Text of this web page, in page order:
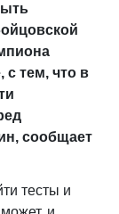
тем, что в
сообщает
тесты и